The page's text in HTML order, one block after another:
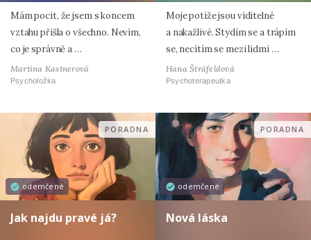
Mám pocit, že jsem s koncem
vztahu přišla o všechno. Nevím,
co je správně a …
Martina Kastnerová
Psycholožka
Moje potíže jsou viditelné
a nakažlivé. Stydím se a trápím
se, necítím se mezi lidmi …
Hana Štráfeldová
Psychoterapeutka
odemčené
PORADNA
Jak najdu pravé já?
odemčené
PORADNA
Nová láska